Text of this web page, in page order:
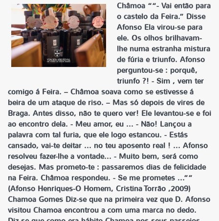
Châmoa ““- Vai então para
o castelo da Feira.” Disse
Afonso Ela virou-se para
ele. Os olhos brilhavam-
lhe numa estranha mistura
de fúria e triunfo. Afonso
perguntou-se : porquê,
triunfo ?! - Sim , vem ter
comigo á Feira. – Châmoa soava como se estivesse á
beira de um ataque de riso. – Mas só depois de vires de
Braga. Antes disso, não te quero ver! Ele levantou-se e foi
ao encontro dela. - Meu amor, eu ... - Não! Lançou a
palavra com tal furia, que ele logo estancou. - Estás
cansado, vai-te deitar ... no teu aposento real ! ... Afonso
resolveu fazer-lhe a vontade... - Muito bem, será como
desejas. Mas prometo-te : passaremos dias de felicidade
na Feira. Châmoa respondeu. - Se me prometes ...””
(Afonso Henriques-O Homem, Cristina Torrão ,2009)
Chamoa Gomes Diz-se que na primeira vez que D. Afonso
visitou Chamoa encontrou a com uma marca no dedo.